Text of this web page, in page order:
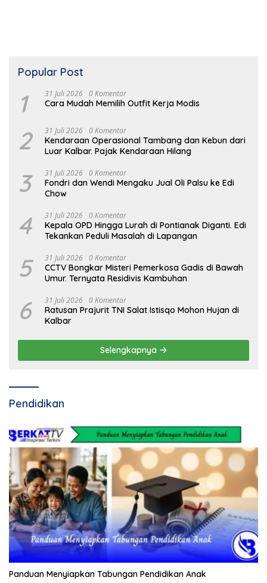
Popular Post
1 31 Juli 2026 0 Komentar
Cara Mudah Memilih Outfit Kerja Modis
2 31 Juli 2026 0 Komentar
Kendaraan Operasional Tambang dan Kebun dari
Luar Kalbar. Pajak Kendaraan Hilang
3 31 Juli 2026 0 Komentar
Fondri dan Wendi Mengaku Jual Oli Palsu ke Edi
Chow
4 31 Juli 2026 0 Komentar
Kepala OPD Hingga Lurah di Pontianak Diganti. Edi
Tekankan Peduli Masalah di Lapangan
5 31 Juli 2026 0 Komentar
CCTV Bongkar Misteri Pemerkosa Gadis di Bawah
Umur. Ternyata Residivis Kambuhan
6 31 Juli 2026 0 Komentar
Ratusan Prajurit TNI Salat Istisqo Mohon Hujan di
Kalbar
Selengkapnya
Pendidikan
Panduan Menyiapkan Tabungan Pendidikan Anak